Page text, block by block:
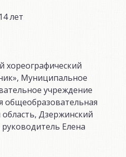
лет
Муниципальное
учреждение
общеобразовательная
Дзержинский
Елена